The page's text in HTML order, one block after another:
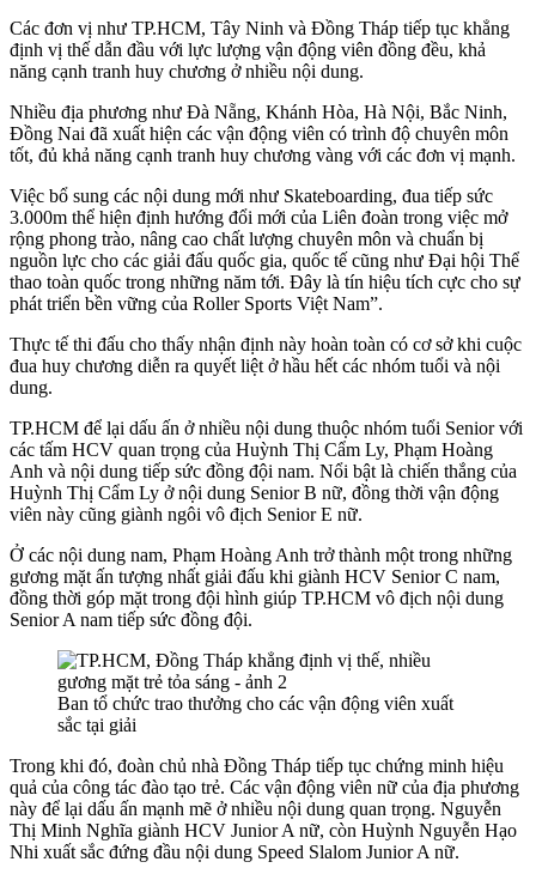
Các đơn vị như TP.HCM, Tây Ninh và Đồng Tháp tiếp tục khẳng
định vị thế dẫn đầu với lực lượng vận động viên đồng đều, khả
năng cạnh tranh huy chương ở nhiều nội dung.
Nhiều địa phương như Đà Nẵng, Khánh Hòa, Hà Nội, Bắc Ninh,
Đồng Nai đã xuất hiện các vận động viên có trình độ chuyên môn
tốt, đủ khả năng cạnh tranh huy chương vàng với các đơn vị mạnh.
Việc bổ sung các nội dung mới như Skateboarding, đua tiếp sức
3.000m thể hiện định hướng đổi mới của Liên đoàn trong việc mở
rộng phong trào, nâng cao chất lượng chuyên môn và chuẩn bị
nguồn lực cho các giải đấu quốc gia, quốc tế cũng như Đại hội Thể
thao toàn quốc trong những năm tới. Đây là tín hiệu tích cực cho sự
phát triển bền vững của Roller Sports Việt Nam”.
Thực tế thi đấu cho thấy nhận định này hoàn toàn có cơ sở khi cuộc
đua huy chương diễn ra quyết liệt ở hầu hết các nhóm tuổi và nội
dung.
TP.HCM để lại dấu ấn ở nhiều nội dung thuộc nhóm tuổi Senior với
các tấm HCV quan trọng của Huỳnh Thị Cẩm Ly, Phạm Hoàng
Anh và nội dung tiếp sức đồng đội nam. Nổi bật là chiến thắng của
Huỳnh Thị Cẩm Ly ở nội dung Senior B nữ, đồng thời vận động
viên này cũng giành ngôi vô địch Senior E nữ.
Ở các nội dung nam, Phạm Hoàng Anh trở thành một trong những
gương mặt ấn tượng nhất giải đấu khi giành HCV Senior C nam,
đồng thời góp mặt trong đội hình giúp TP.HCM vô địch nội dung
Senior A nam tiếp sức đồng đội.
Ban tổ chức trao thưởng cho các vận động viên xuất
sắc tại giải
Trong khi đó, đoàn chủ nhà Đồng Tháp tiếp tục chứng minh hiệu
quả của công tác đào tạo trẻ. Các vận động viên nữ của địa phương
này để lại dấu ấn mạnh mẽ ở nhiều nội dung quan trọng. Nguyễn
Thị Minh Nghĩa giành HCV Junior A nữ, còn Huỳnh Nguyễn Hạo
Nhi xuất sắc đứng đầu nội dung Speed Slalom Junior A nữ.